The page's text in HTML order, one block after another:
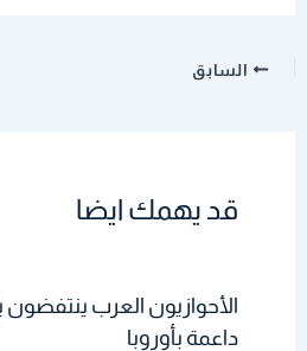
السابق
قد يهمك ايضا
الأحوازيون العرب
داعمة بأوروبا